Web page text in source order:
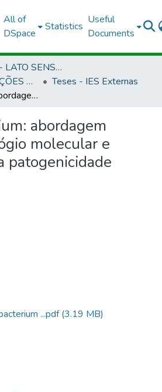
All of
DSpace
Statistics
Useful
Documents
PÓS-GRAD - LATO SENSU E STRICTO SENSU
TESES, DISSERTAÇÕES E ESPECIALIZAÇÃO APROVADAS EM OUTRAS INSTITUIÇÕES
Teses - IES Externas
Corynebacterium: abordagem genômica, relógio molecular e surgimento da patogenicidade
abordagem
molecular e
patogenicidade
...pdf(3.19 MB)